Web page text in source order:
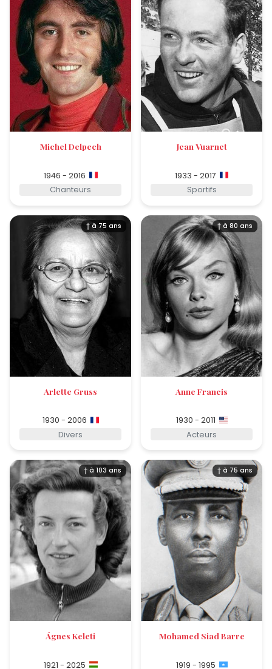
Michel Delpech
1946 - 2016
Chanteurs
Jean Vuarnet
1933 - 2017
Sportifs
† à 75 ans
Arlette Gruss
1930 - 2006
Divers
† à 80 ans
Anne Francis
1930 - 2011
Acteurs
† à 103 ans
Ágnes Keleti
1921 - 2025
† à 75 ans
Mohamed Siad Barre
1919 - 1995